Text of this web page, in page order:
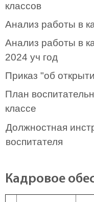
классов
Анализ работы в
Анализ работы в
2024 уч год
Приказ "об
План
классе
Должностная
воспитателя
Кадровое